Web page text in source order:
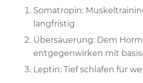
Somatropin:
langfristig
Übersäuerung: Dem
entgegenwirken mit
Leptin: Tief schlafen für